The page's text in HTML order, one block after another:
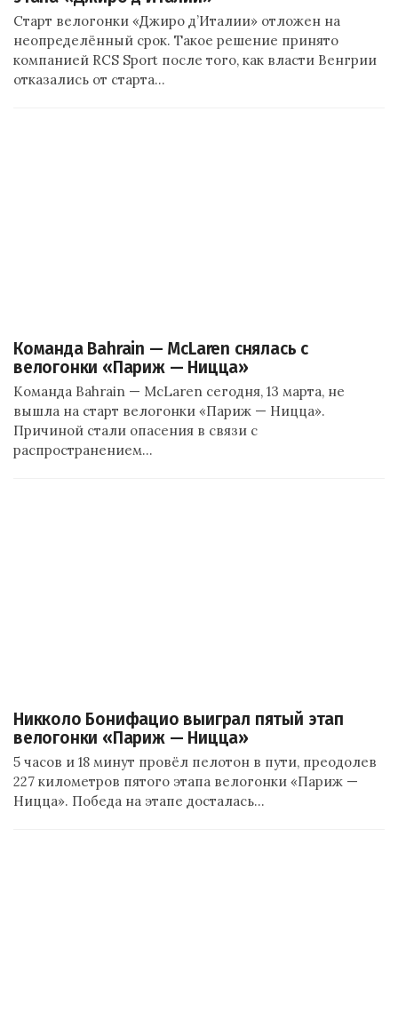
Старт велогонки «Джиро д’Италии» отложен на
неопределённый срок. Такое решение принято
компанией RCS Sport после того, как власти Венгрии
отказались от старта…
Команда Bahrain — McLaren снялась с
велогонки «Париж — Ницца»
Команда Bahrain — McLaren сегодня, 13 марта, не
вышла на старт велогонки «Париж — Ницца».
Причиной стали опасения в связи с
распространением…
Никколо Бонифацио выиграл пятый этап
велогонки «Париж — Ницца»
5 часов и 18 минут провёл пелотон в пути, преодолев
227 километров пятого этапа велогонки «Париж —
Ницца». Победа на этапе досталась…